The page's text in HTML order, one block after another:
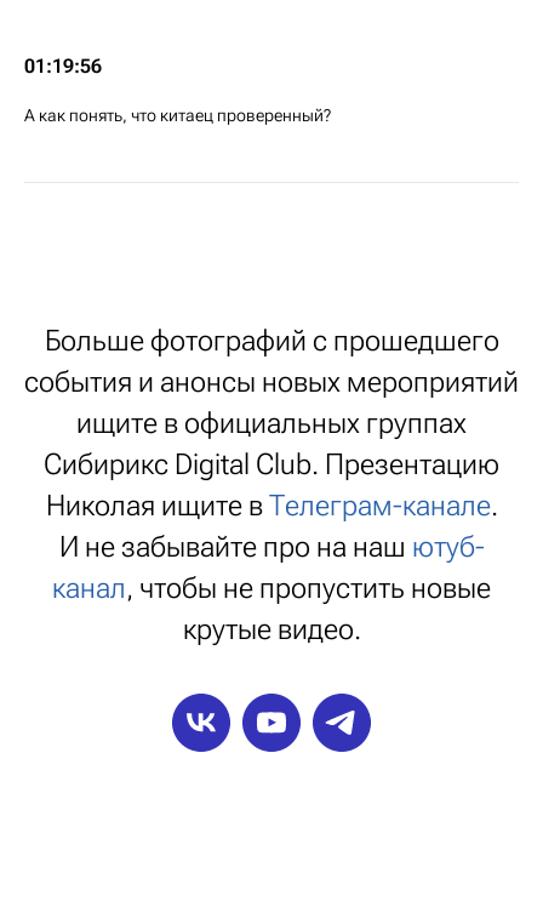
01:19:56
А как понять, что китаец проверенный?
Больше фотографий с прошедшего
события и анонсы новых мероприятий
ищите в официальных группах
Сибирикс Digital Club. Презентацию
Николая ищите вТелеграм-канале.
И не забывайте про на наш ютуб-
канал, чтобы не пропустить новые
крутые видео.